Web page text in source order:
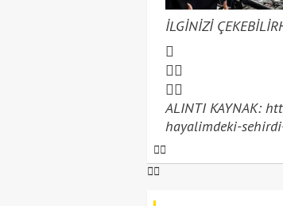
İLGİNİZİ ÇEKEBİLİR
ALINTI KAYNAK:
hayalimdeki-